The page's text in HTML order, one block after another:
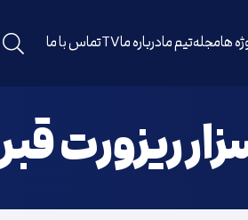
هامجلهتیم مادرباره ماTVتماس با ما
ریزورت